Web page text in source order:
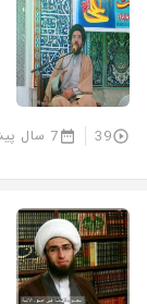
39 7 سال پیش